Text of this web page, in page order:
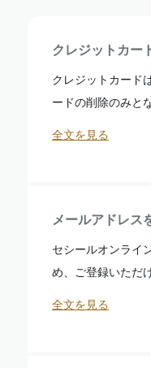
クレジットカー
クレジットカード
ードの削除のみと
全文を見る
メールアドレス
セシールオンライ
め、ご登録いただ
全文を見る